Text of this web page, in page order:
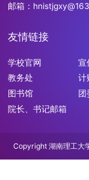
邮箱：
友情链接
学校官网 宣
教务处
计
图书馆 团
院长、书记邮箱
Copyright 湖南理工大